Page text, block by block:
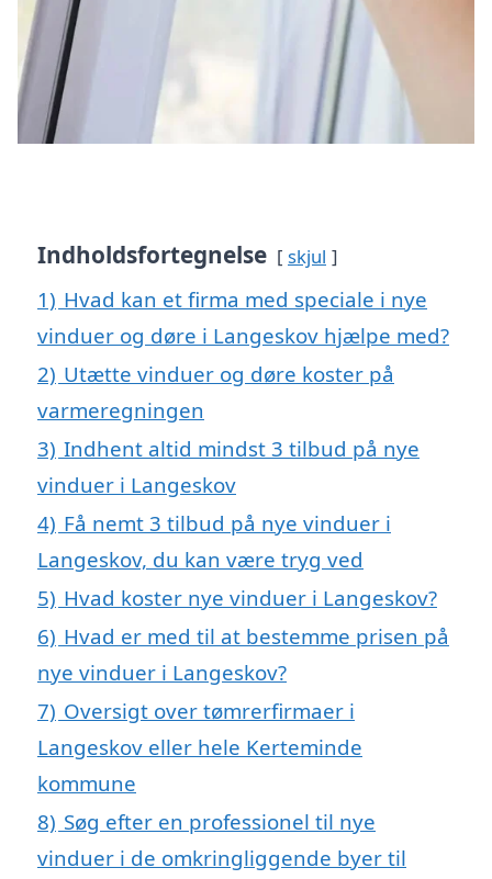
Indholdsfortegnelse skjul
1) Hvad kan et firma med speciale i nye
vinduer og døre i Langeskov hjælpe med?
2) Utætte vinduer og døre koster på
varmeregningen
3) Indhent altid mindst 3 tilbud på nye
vinduer i Langeskov
4) Få nemt 3 tilbud på nye vinduer i
Langeskov, du kan være tryg ved
5) Hvad koster nye vinduer i Langeskov?
6) Hvad er med til at bestemme prisen på
nye vinduer i Langeskov?
7) Oversigt over tømrerfirmaer i
Langeskov eller hele Kerteminde
kommune
8) Søg efter en professionel til nye
vinduer i de omkringliggende byer til